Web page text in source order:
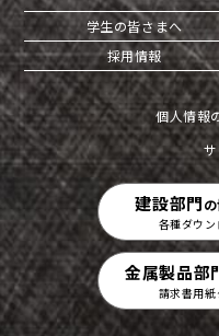
学生の皆さまへ
採用情報
個人情報
建設部門
各種ダウ
金属製品部
請求書用